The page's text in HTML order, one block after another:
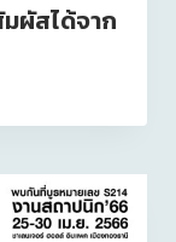
ผัสได้จาก